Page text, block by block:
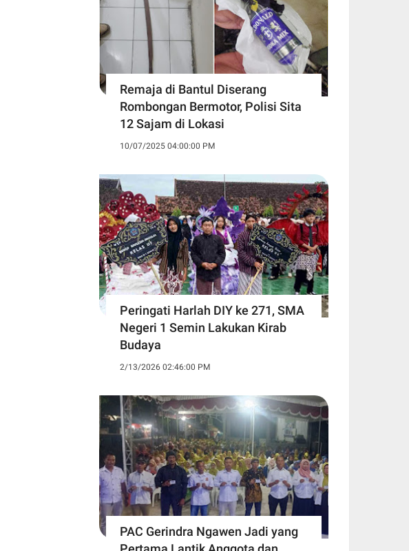
Remaja di Bantul Diserang
Rombongan Bermotor, Polisi Sita
12 Sajam di Lokasi
10/07/2025 04:00:00 PM
Peringati Harlah DIY ke 271, SMA
Negeri 1 Semin Lakukan Kirab
Budaya ‎
2/13/2026 02:46:00 PM
PAC Gerindra Ngawen Jadi yang